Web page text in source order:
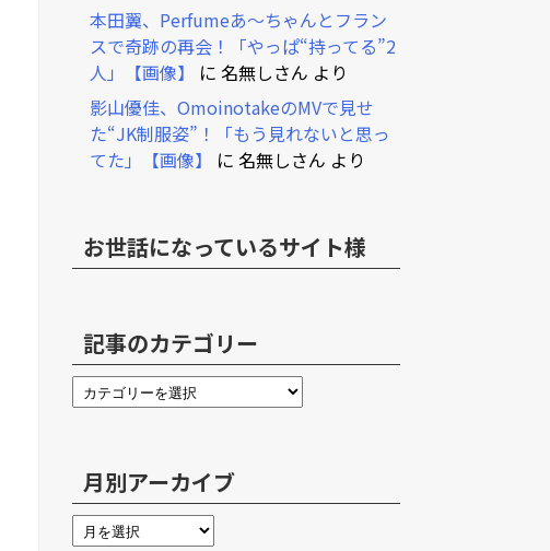
本田翼、Perfumeあ～ちゃんとフラン
スで奇跡の再会！「やっぱ“持ってる”2
人」【画像】
に 名無しさん より
影山優佳、OmoinotakeのMVで見せ
た“JK制服姿”！「もう見れないと思っ
てた」【画像】
に 名無しさん より
お世話になっているサイト様
記事のカテゴリー
月別アーカイブ